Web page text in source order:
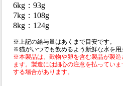
6kg：93g
7kg：108g
8kg：124g
※上記の給与量はあくまで目安です。
※猫がいつでも飲めるよう新鮮な水を用
※本製品は、穀物や卵を含む製品が製
ます。製造には細心の注意を払ってい
する場合があります。